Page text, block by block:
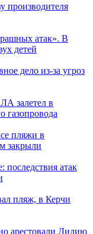
производителя
атак». В
детей
дело из-за угроз
залетел в
газопровода
пляжи в
закрыли
атак
пляж, в Керчи
арестовали Лидию